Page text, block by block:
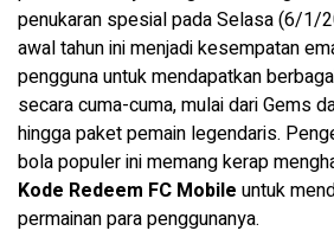
penukaran spesial pada Selasa (6/1/
awal tahun ini menjadi kesempatan
pengguna untuk mendapatkan
secara cuma-cuma, mulai dari Gems
hingga paket pemain legendaris.
bola populer ini memang kerap
Kode Redeem FC Mobile untuk
permainan para penggunanya.